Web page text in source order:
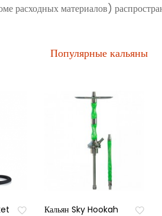
расходных материалов)
Популярные кальяны
Кальян Sky Hookah